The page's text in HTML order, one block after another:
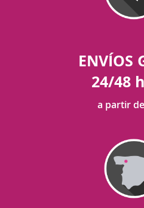
ENVÍOS
24/48
a partir